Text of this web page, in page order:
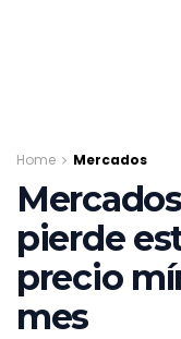
Home Mercados
pierde
precio
mes